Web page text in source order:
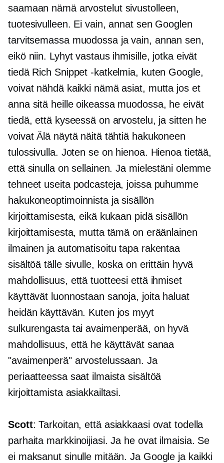
saamaan nämä arvostelut sivustolleen,
tuotesivulleen. Ei vain, annat sen Googlen
tarvitsemassa muodossa ja vain, annan sen,
eikö niin. Lyhyt vastaus ihmisille, jotka eivät
tiedä Rich Snippet -katkelmia, kuten Google,
voivat nähdä kaikki nämä asiat, mutta jos et
anna sitä heille oikeassa muodossa, he eivät
tiedä, että kyseessä on arvostelu, ja sitten he
voivat Älä näytä näitä tähtiä hakukoneen
tulossivulla. Joten se on hienoa. Hienoa tietää,
että sinulla on sellainen. Ja mielestäni olemme
tehneet useita podcasteja, joissa puhumme
hakukoneoptimoinnista ja sisällön
kirjoittamisesta, eikä kukaan pidä sisällön
kirjoittamisesta, mutta tämä on eräänlainen
ilmainen ja automatisoitu tapa rakentaa
sisältöä tälle sivulle, koska on erittäin hyvä
mahdollisuus, että tuotteesi että ihmiset
käyttävät luonnostaan ​​sanoja, joita haluat
heidän käyttävän. Kuten jos myyt
sulkurengasta tai avaimenperää, on hyvä
mahdollisuus, että he käyttävät sanaa
"avaimenperä" arvostelussaan. Ja
periaatteessa saat ilmaista sisältöä
kirjoittamista asiakkailtasi.
Scott: Tarkoitan, että asiakkaasi ovat todella
parhaita markkinoijiasi. Ja he ovat ilmaisia. Se
ei maksanut sinulle mitään. Ja Google ja kaikki